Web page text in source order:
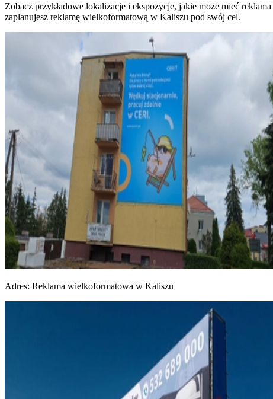
Zobacz przykładowe lokalizacje i ekspozycje, jakie może mieć
zaplanujesz reklamę wielkoformatową w Kaliszu pod swój cel.
Adres: Reklama wielkoformatowa w Kaliszu